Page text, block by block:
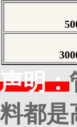
声明：
料都是